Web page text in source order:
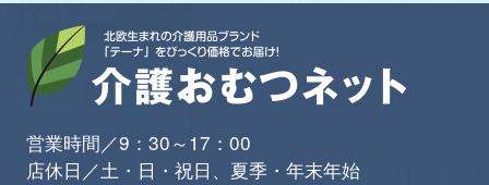
営業時間／9：30～17：00
店休日／土・日・祝日、夏季・年末年始